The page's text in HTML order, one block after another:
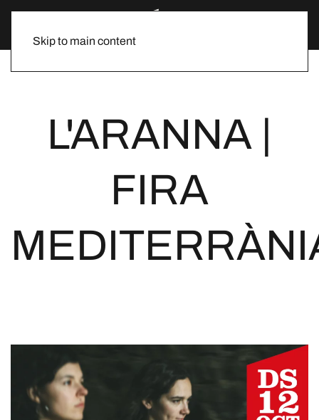
Skip to main content
L'ARANNA |
FIRA